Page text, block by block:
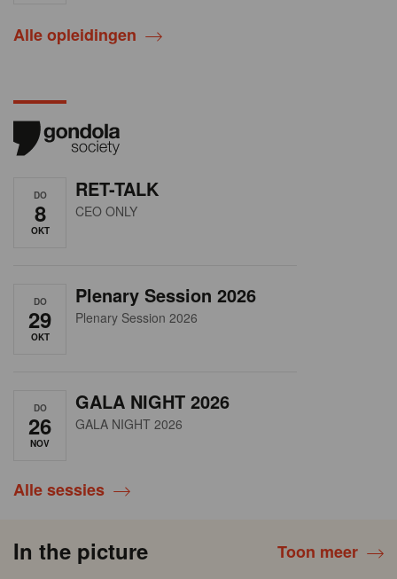
Alle opleidingen
DO
8
OKT
RET-TALK
CEO ONLY
DO
29
OKT
Plenary Session 2026
Plenary Session 2026
DO
26
NOV
GALA NIGHT 2026
GALA NIGHT 2026
Alle sessies
In the picture Toon meer